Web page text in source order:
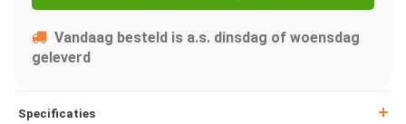
Vandaag besteld is a.s. dinsdag of woensdag
geleverd
Specificaties